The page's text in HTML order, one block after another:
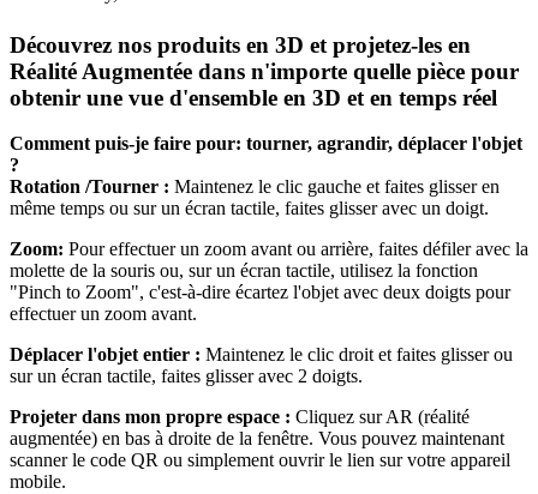
Découvrez nos produits en 3D et projetez-les en
Réalité Augmentée dans n'importe quelle pièce pour
obtenir une vue d'ensemble en 3D et en temps réel
Comment puis-je faire pour: tourner, agrandir, déplacer l'objet
?
Rotation /Tourner : Maintenez le clic gauche et faites glisser en
même temps ou sur un écran tactile, faites glisser avec un doigt.
Zoom: Pour effectuer un zoom avant ou arrière, faites défiler avec la
molette de la souris ou, sur un écran tactile, utilisez la fonction
"Pinch to Zoom", c'est-à-dire écartez l'objet avec deux doigts pour
effectuer un zoom avant.
Déplacer l'objet entier : Maintenez le clic droit et faites glisser ou
sur un écran tactile, faites glisser avec 2 doigts.
Projeter dans mon propre espace : Cliquez sur AR (réalité
augmentée) en bas à droite de la fenêtre. Vous pouvez maintenant
scanner le code QR ou simplement ouvrir le lien sur votre appareil
mobile.